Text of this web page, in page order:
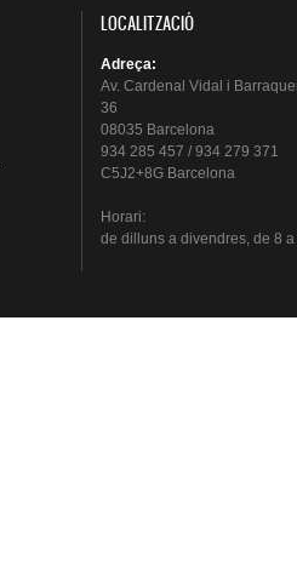
LOCALITZACIÓ
Adreça:
Av. Cardenal Vidal i
36
08035 Barcelona
934 285 457 / 934 279 371
C5J2+8G Barcelona
Horari:
de dillunsa divendres, de 8